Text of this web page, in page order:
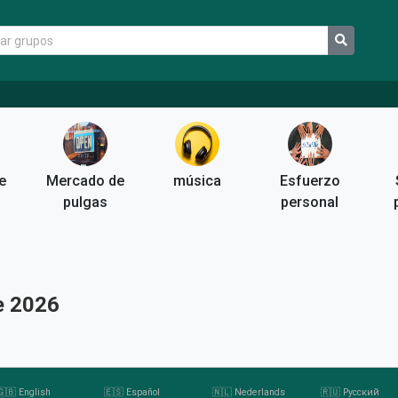
Mercado de
pulgas
música
Esfuerzo
personal
2026
English 🇪🇸 Español 🇳🇱 Nederlands 🇷🇺 Pусский